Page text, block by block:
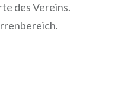
des Vereins.